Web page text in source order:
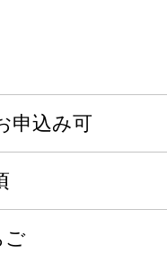
申込み可
ご